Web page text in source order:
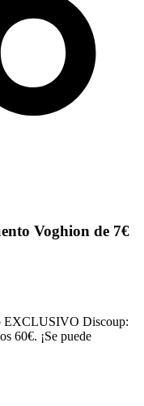
Voghion de 7€
EXCLUSIVO Discoup:
60€. ¡Se puede